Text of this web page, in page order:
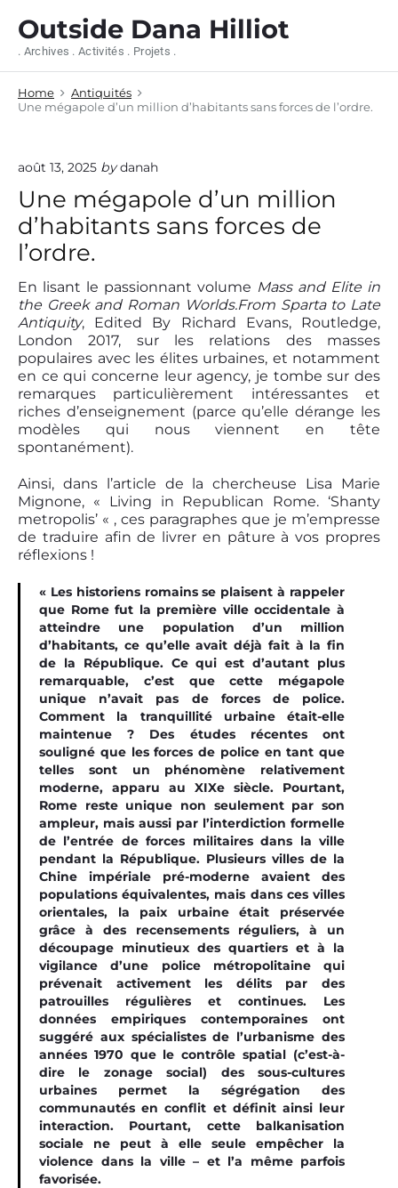
Outside Dana Hilliot
. Archives . Activités . Projets .
Home
Antiquités
Une mégapole d’un million d’habitants sans forces de l’ordre.
août 13, 2025 by danah
Une mégapole d’un million
d’habitants sans forces de
l’ordre.
En lisant le passionnant volume Mass and Elite in
the Greek and Roman Worlds.From Sparta to Late
Antiquity, Edited By Richard Evans, Routledge,
London 2017, sur les relations des masses
populaires avec les élites urbaines, et notamment
en ce qui concerne leur agency, je tombe sur des
remarques particulièrement intéressantes et
riches d’enseignement (parce qu’elle dérange les
modèles qui nous viennent en tête
spontanément).
Ainsi, dans l’article de la chercheuse Lisa Marie
Mignone, « Living in Republican Rome. ‘Shanty
metropolis’ « , ces paragraphes que je m’empresse
de traduire afin de livrer en pâture à vos propres
réflexions !
« Les historiens romains se plaisent à rappeler
que Rome fut la première ville occidentale à
atteindre une population d’un million
d’habitants, ce qu’elle avait déjà fait à la fin
de la République. Ce qui est d’autant plus
remarquable, c’est que cette mégapole
unique n’avait pas de forces de police.
Comment la tranquillité urbaine était-elle
maintenue ? Des études récentes ont
souligné que les forces de police en tant que
telles sont un phénomène relativement
moderne, apparu au XIXe siècle. Pourtant,
Rome reste unique non seulement par son
ampleur, mais aussi par l’interdiction formelle
de l’entrée de forces militaires dans la ville
pendant la République. Plusieurs villes de la
Chine impériale pré-moderne avaient des
populations équivalentes, mais dans ces villes
orientales, la paix urbaine était préservée
grâce à des recensements réguliers, à un
découpage minutieux des quartiers et à la
vigilance d’une police métropolitaine qui
prévenait activement les délits par des
patrouilles régulières et continues. Les
données empiriques contemporaines ont
suggéré aux spécialistes de l’urbanisme des
années 1970 que le contrôle spatial (c’est-à-
dire le zonage social) des sous-cultures
urbaines permet la ségrégation des
communautés en conflit et définit ainsi leur
interaction. Pourtant, cette balkanisation
sociale ne peut à elle seule empêcher la
violence dans la ville – et l’a même parfois
favorisée.